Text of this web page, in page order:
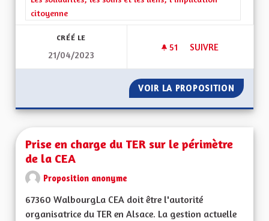
citoyenne
CRÉÉ LE
21/04/2023
51 51 ABONNÉS
SUIVRE
VOIR LA PROPOSITION PRISE
Prise en charge du TER sur le périmètre
de la CEA
Proposition anonyme
67360 WalbourgLa CEA doit être l'autorité
organisatrice du TER en Alsace. La gestion actuelle